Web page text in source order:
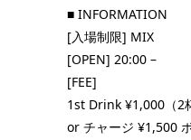
■ INFORMATION
[入場制限] MIX
[OPEN] 20:00 –
[FEE]
1st Drink ¥1,000（2
or チャージ ¥1,500